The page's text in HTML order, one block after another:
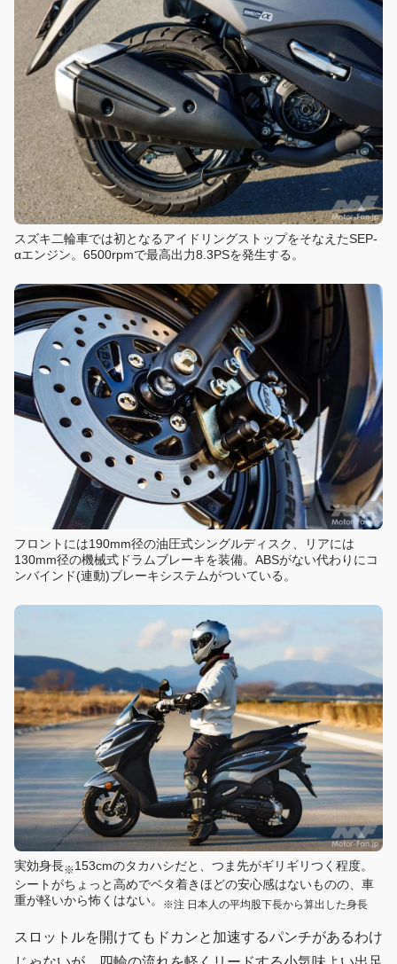
スズキ二輪車では初となるアイドリングストップをそなえたSEP-
αエンジン。6500rpmで最高出力8.3PSを発生する。
フロントには190mm径の油圧式シングルディスク、リアには
130mm径の機械式ドラムブレーキを装備。ABSがない代わりにコ
ンバインド(連動)ブレーキシステムがついている。
実効身長※153cmのタカハシだと、つま先がギリギリつく程度。
シートがちょっと高めでベタ着きほどの安心感はないものの、車
重が軽いから怖くはない。
※注 日本人の平均股下長から算出した身長
スロットルを開けてもドカンと加速するパンチがあるわけ